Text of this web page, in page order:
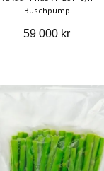
Buschpump
59 000 kr